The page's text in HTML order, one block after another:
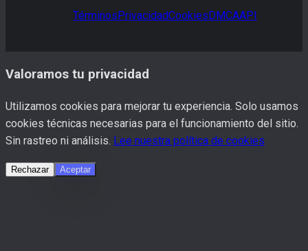
Términos PrivacidadCookies DMCAAPI
Valoramos tu privacidad
Utilizamos cookies para mejorar tu experiencia. Solo usamos
cookies técnicas necesarias para el funcionamiento del sitio.
Sin rastreo ni análisis. Lee nuestra política de cookies
Rechazar Aceptar